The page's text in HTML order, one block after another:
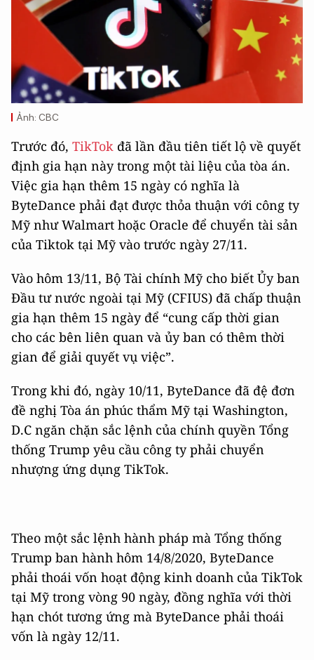
Ảnh: CBC
Trước đó, TikTok đã lần đầu tiên tiết lộ về quyết
định gia hạn này trong một tài liệu của tòa án.
Việc gia hạn thêm 15 ngày có nghĩa là
ByteDance phải đạt được thỏa thuận với công ty
Mỹ như Walmart hoặc Oracle để chuyển tài sản
của Tiktok tại Mỹ vào trước ngày 27/11.
Vào hôm 13/11, Bộ Tài chính Mỹ cho biết Ủy ban
Đầu tư nước ngoài tại Mỹ (CFIUS) đã chấp thuận
gia hạn thêm 15 ngày để “cung cấp thời gian
cho các bên liên quan và ủy ban có thêm thời
gian để giải quyết vụ việc”.
Trong khi đó, ngày 10/11, ByteDance đã đệ đơn
đề nghị Tòa án phúc thẩm Mỹ tại Washington,
D.C ngăn chặn sắc lệnh của chính quyền Tổng
thống Trump yêu cầu công ty phải chuyển
nhượng ứng dụng TikTok.
Theo một sắc lệnh hành pháp mà Tổng thống
Trump ban hành hôm 14/8/2020, ByteDance
phải thoái vốn hoạt động kinh doanh của TikTok
tại Mỹ trong vòng 90 ngày, đồng nghĩa với thời
hạn chót tương ứng mà ByteDance phải thoái
vốn là ngày 12/11.